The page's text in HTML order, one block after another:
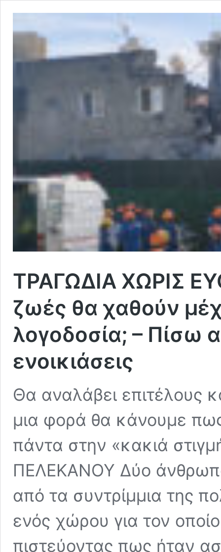
ΤΡΑΓΩΔΙΑ ΧΩΡΙΣ
ζωές θα χαθούν
λογοδοσία; – Πίσω
ενοικιάσεις
Θα αναλάβει επιτέλους
μια φορά θα κάνουμε
πάντα στην «κακιά
ΠΕΛΕΚΑΝΟΥ Δύο
από τα συντρίμμια της
ενός χώρου για τον
πιστεύοντας πως ήταν